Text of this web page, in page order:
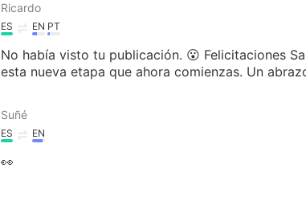
Ricardo
ES EN PT
No había visto tu publicación. 😮 Felicitaciones
esta nueva etapa que ahora comienzas. Un
Suñé
ES EN
👀